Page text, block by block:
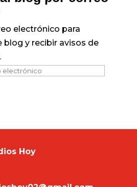
electrónico para
blog y recibir avisos de
Hoy